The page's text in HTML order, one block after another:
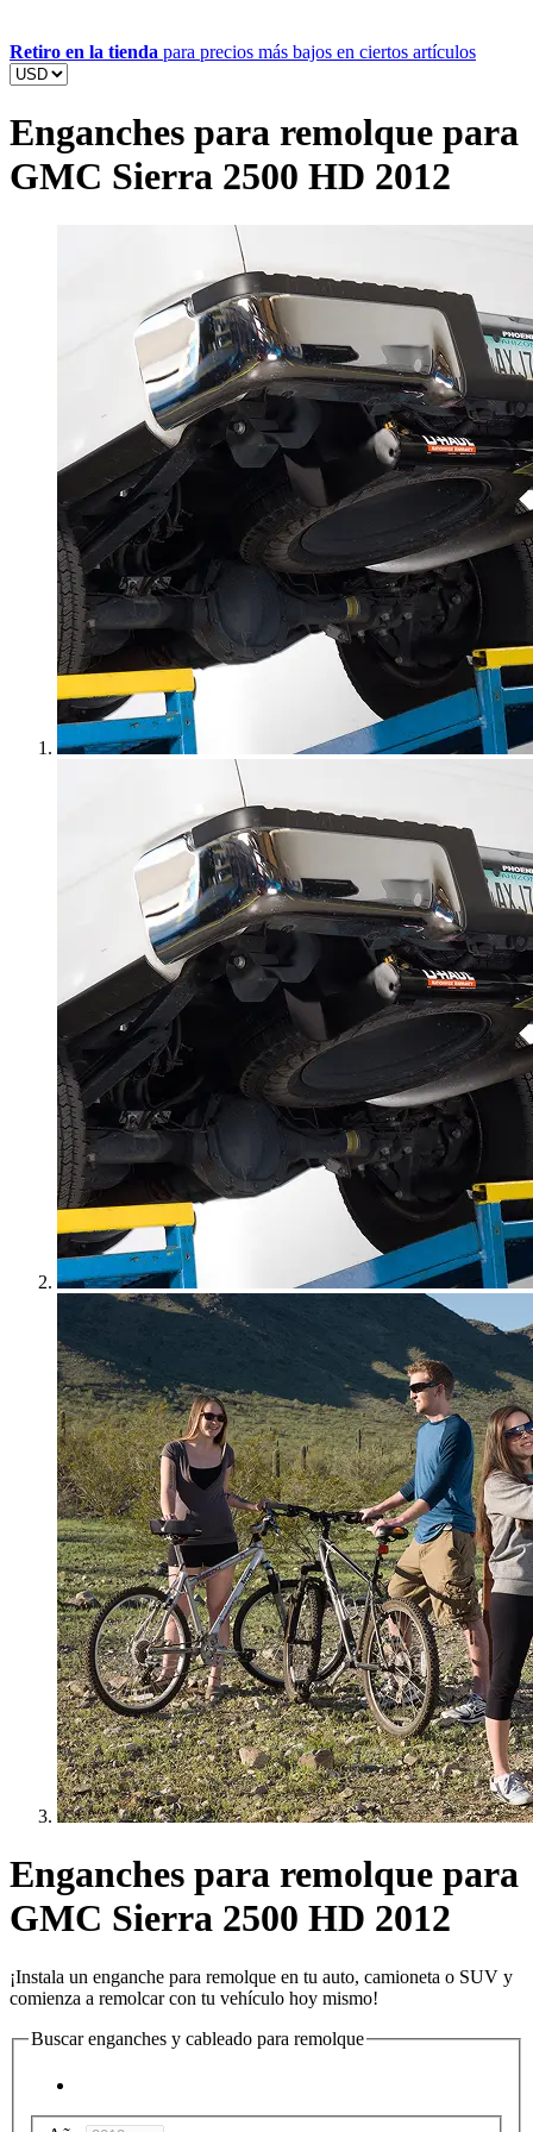
Retiro en la tienda para precios más bajos en ciertos artículos
Enganches para remolque para
GMC Sierra 2500 HD 2012
Enganches para remolque para
GMC Sierra 2500 HD 2012
¡Instala un enganche para remolque en tu auto, camioneta o SUV y
comienza a remolcar con tu vehículo hoy mismo!
Buscar enganches y cableado para remolque